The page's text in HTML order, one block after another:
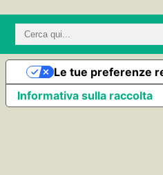
Informativa sulla raccolta
Le tue preferenze